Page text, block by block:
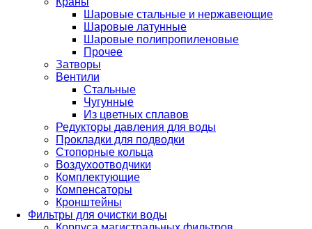
Шаровые стальные и нержавеющие
Шаровые латунные
Шаровые полипропиленовые
Прочее
Затворы
Вентили
Стальные
Чугунные
Из цветных сплавов
Редукторы давления для воды
Прокладки для подводки
Стопорные кольца
Воздухоотводчики
Комплектующие
Компенсаторы
Кронштейны
Фильтры для очистки воды